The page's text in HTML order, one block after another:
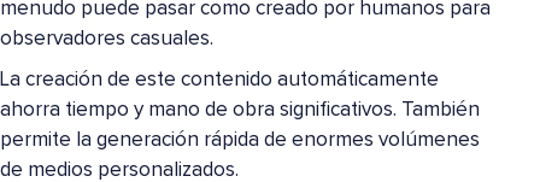
menudo puede pasar como creado por humanos para
observadores casuales.
La creación de este contenido automáticamente
ahorra tiempo y mano de obra significativos. También
permite la generación rápida de enormes volúmenes
de medios personalizados.